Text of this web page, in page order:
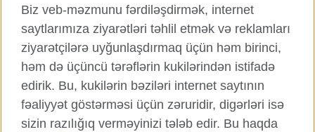
Twitter TikTok
British Council qlobal
Biz veb-məzmunu fərdiləşdirmək, internet
saytlarımıza ziyarətləri təhlil etmək və reklamları
ziyarətçilərə uyğunlaşdırmaq üçün həm birinci,
həm də üçüncü tərəflərin kukilərindən istifadə
edirik. Bu, kukilərin bəziləri internet saytının
fəaliyyət göstərməsi üçün zəruridir, digərləri isə
sizin razılığıq verməyinizi tələb edir. Bu haqda